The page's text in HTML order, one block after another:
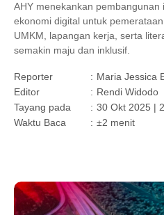
AHY menekankan
ekonomi digital untuk
UMKM, lapangan kerja, serta
semakin maju dan inklusif.
Reporter : Maria Jessica
Editor
: Rendi Widodo
Tayang pada
: 30 Okt 2025 |
Waktu Baca
: ±2 menit